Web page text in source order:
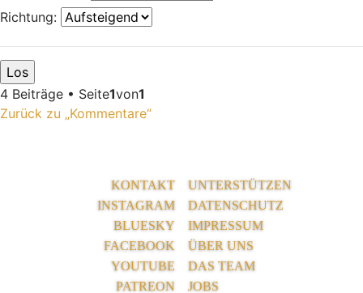
Richtung:
4 Beiträge • Seite1von1
Zurück zu „Kommentare“
KONTAKT
INSTAGRAM
BLUESKY
FACEBOOK
YOUTUBE
PATREON
UNTERSTÜTZEN
DATENSCHUTZ
IMPRESSUM
ÜBER UNS
DAS TEAM
JOBS